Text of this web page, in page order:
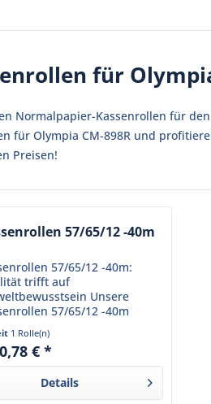
für
Normalpapier-Kassenrollen für
für Olympia CM-898R und
Preisen!
57/65/12 -40m
57/65/12 -40m:
trifft auf
Unsere
57/65/12 -40m
eine hohe Qualität und
gleichzeitig die Umwelt.
Kassenrollen sind nicht nur
1 Rolle(n)
€ *
Details